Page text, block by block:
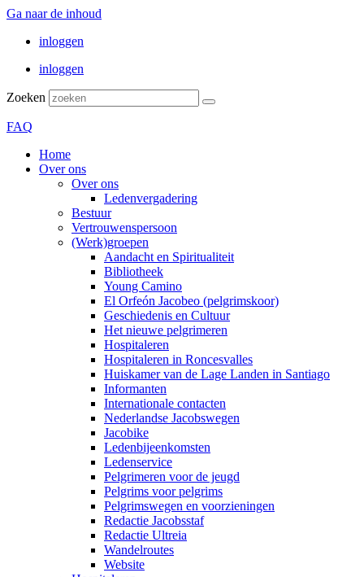
Ga naar de inhoud
inloggen
inloggen
Zoeken
FAQ
Home
Over ons
Over ons
Ledenvergadering
Bestuur
Vertrouwenspersoon
(Werk)groepen
Aandacht en Spiritualiteit
Bibliotheek
Young Camino
El Orfeón Jacobeo (pelgrimskoor)
Geschiedenis en Cultuur
Het nieuwe pelgrimeren
Hospitaleren
Hospitaleren in Roncesvalles
Huiskamer van de Lage Landen in Santiago
Informanten
Internationale contacten
Nederlandse Jacobswegen
Jacobike
Ledenbijeenkomsten
Ledenservice
Pelgrimeren voor de jeugd
Pelgrims voor pelgrims
Pelgrimswegen en voorzieningen
Redactie Jacobsstaf
Redactie Ultreia
Wandelroutes
Website